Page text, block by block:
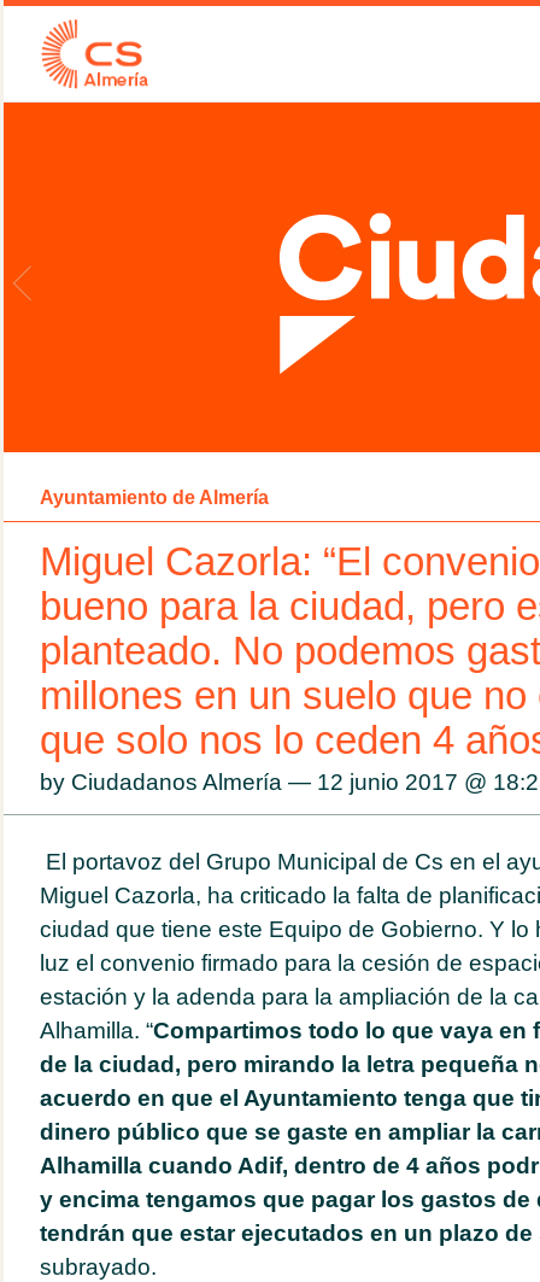
Ayuntamiento de Almería
Miguel Cazorla: “El
bueno para la ciudad, pero
planteado. No podemos
millones en un suelo que
que solo nos lo ceden 4
by Ciudadanos Almería — 12 junio 2017 @
El portavoz del Grupo Municipal de Cs en el
Miguel Cazorla, ha criticado la falta de
ciudad que tiene este Equipo de Gobierno. Y
luz el convenio firmado para la cesión de
estación y la adenda para la ampliación de la
Alhamilla. “Compartimos todo lo que vaya en
de la ciudad, pero mirando la letra pequeña
acuerdo en que el Ayuntamiento tenga que
dinero público que se gaste en ampliar la
Alhamilla cuando Adif, dentro de 4 años
y encima tengamos que pagar los gastos de
tendrán que estar ejecutados en un plazo de
subrayado.